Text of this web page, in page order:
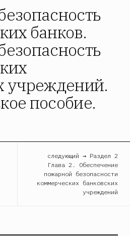
банков.
учреждений.
пособие.
следующий → Раздел 2
Глава 2. Обеспечение
пожарной безопасности
коммерческих банковских
учреждений